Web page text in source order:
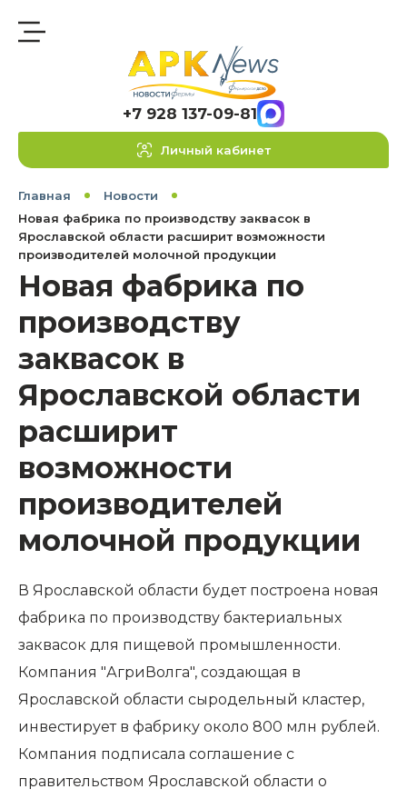
+7 928 137-09-81
Личный кабинет
Главная
Новости
Новая фабрика по производству заквасок в
Ярославской области расширит возможности
производителей молочной продукции
Новая фабрика по
производству
заквасок в
Ярославской области
расширит
возможности
производителей
молочной продукции
В Ярославской области будет построена новая
фабрика по производству бактериальных
заквасок для пищевой промышленности.
Компания "АгриВолга", создающая в
Ярославской области сыродельный кластер,
инвестирует в фабрику около 800 млн рублей.
Компания подписала соглашение с
правительством Ярославской области о